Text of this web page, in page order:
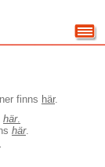
finns här.
här.
här.